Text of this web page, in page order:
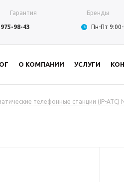
Гарантия Бренды
98-43 Пн-Пт
О КОМПАНИИ УСЛУГИ
телефонные станции (IP-АТС)